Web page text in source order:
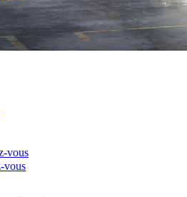
vous
vous